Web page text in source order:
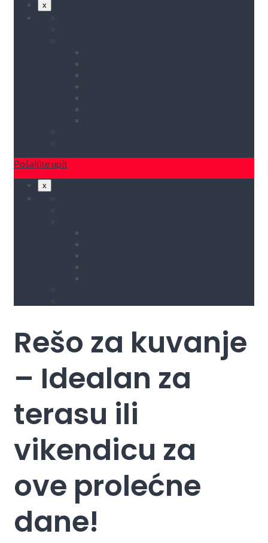
x
Pošaljite upit
x
Rešo za kuvanje
– Idealan za
terasu ili
vikendicu za
ove prolećne
dane!